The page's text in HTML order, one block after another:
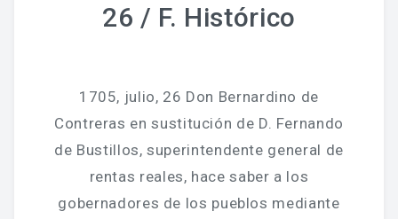
26 / F. Histórico
1705, julio, 26 Don Bernardino de
Contreras en sustitución de D. Fernando
de Bustillos, superintendente general de
rentas reales, hace saber a los
gobernadores de los pueblos mediante